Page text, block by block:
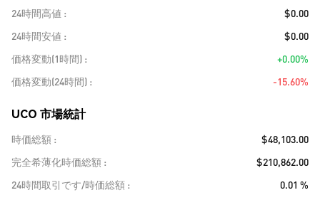
24時間高値
$0.00
24時間安値
$0.00
価格変動(1時間)
+0.00%
価格変動(24時間)
-15.60%
UCO 市場統計
時価総額
$48,103.00
完全希薄化時価総額
$210,862.00
24時間取引です/時価総額
0.01 %